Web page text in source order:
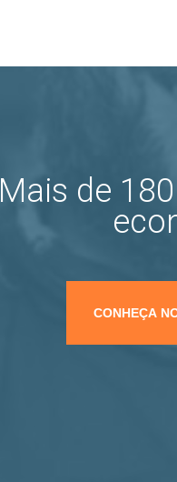
Mais de
CONHEÇA